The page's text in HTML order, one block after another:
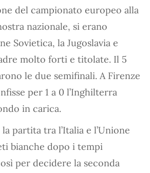
del campionato europeo alla
nazionale, si erano
Sovietica, la Jugoslavia e
molto forti e titolate. Il 5
le due semifinali. A Firenze
per 1 a 0 l’Inghilterra
in carica.
partita tra l’Italia e l’Unione
bianche dopo i tempi
per decidere la seconda